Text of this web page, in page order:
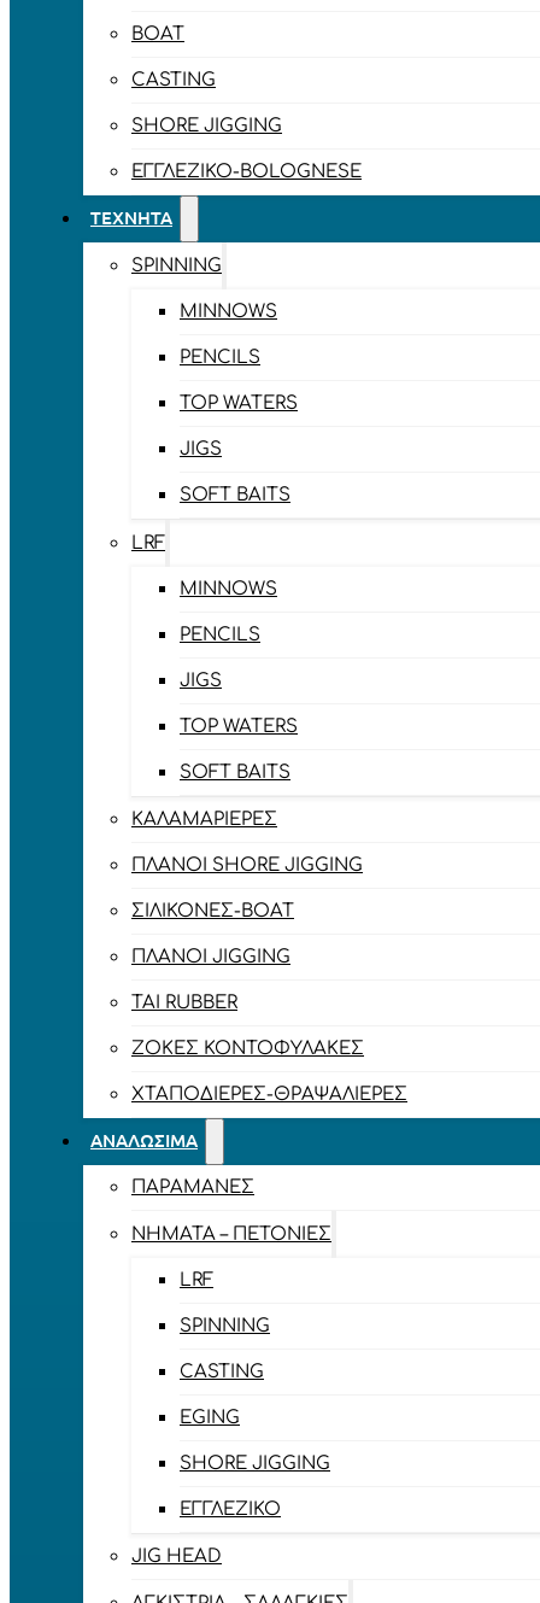
BOAT
CASTING
SHORE JIGGING
ΕΓΓΛΈΖΙΚΟ-BOLOGNESE
ΤΕΧΝΗΤΆ
SPINNING
MINNOWS
PENCILS
TOP WATERS
JIGS
SOFT BAITS
LRF
MINNOWS
PENCILS
JIGS
TOP WATERS
SOFT BAITS
ΚΑΛΑΜΑΡΙΈΡΕΣ
ΠΛΆΝΟΙ SHORE JIGGING
ΣΙΛΙΚΌΝΕΣ-BOAT
ΠΛΆΝΟΙ JIGGING
TAI RUBBER
ΖΌΚΕΣ ΚΟΝΤΟΦΎΛΑΚΕΣ
ΧΤΑΠΟΔΙΈΡΕΣ-ΘΡΑΨΑΛΙΈΡΕΣ
ΑΝΑΛΏΣΙΜΑ
ΠΑΡΑΜΆΝΕΣ
ΝΉΜΑΤΑ – ΠΕΤΟΝΙΈΣ
LRF
SPINNING
CASTING
EGING
SHORE JIGGING
ΕΓΓΛΈΖΙΚΟ
JIG HEAD